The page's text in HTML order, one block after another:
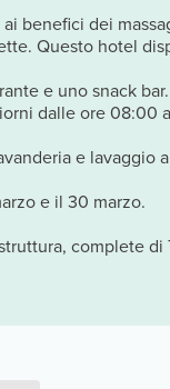
benefici dei
Questo hotel
e uno snack
dalle ore 08:00
e
e il 30 marzo.
complete di